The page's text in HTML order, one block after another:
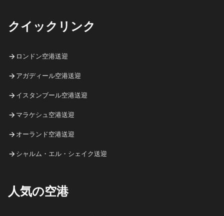
クイックリンク
ロンドン空港送迎
アガディール空港送迎
イスタンブール空港送迎
マラケシュ空港送迎
オーランド空港送迎
シャルム・エル・シェイク送迎
人気の空港